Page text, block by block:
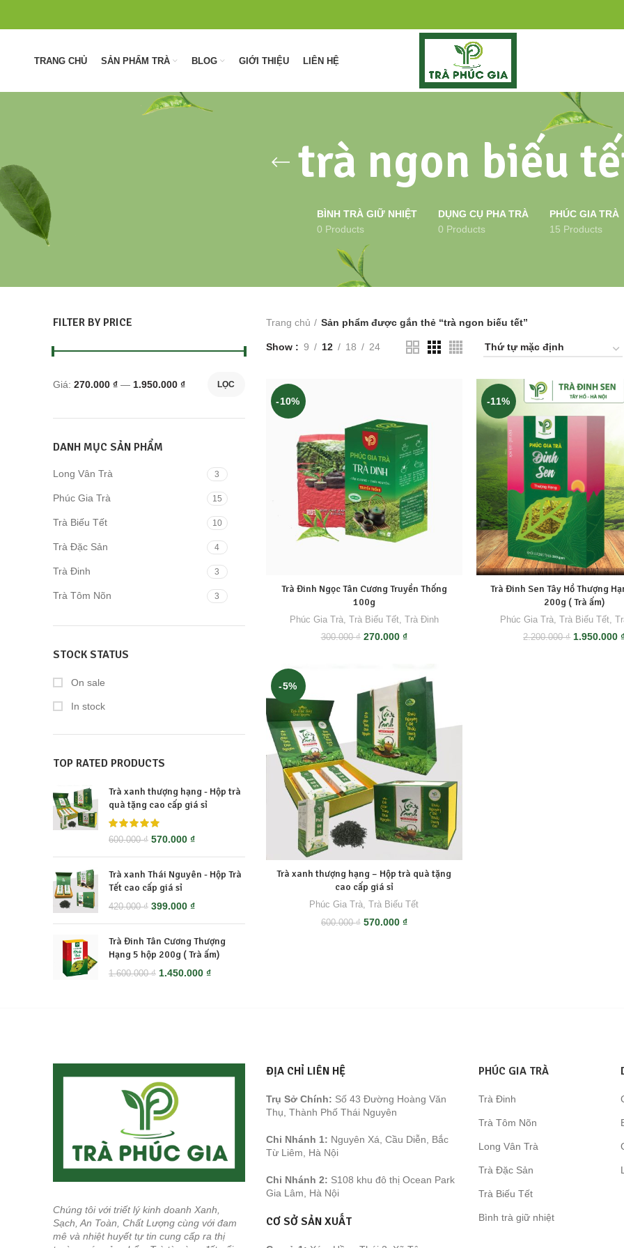
TRANG CHỦ SẢN PHẨM TRÀ BLOG GIỚI THIỆU LIÊN HỆ
trà ngon biếu
BÌNH TRÀ GIỮ NHIỆT
0 Products
DỤNG CỤ PHA TRÀ
0 Products
PHÚC GIA TRÀ
15 Products
FILTER BY PRICE
nhất
nhất
LỌC
Giá: 270.000 ₫ — 1.950.000 ₫
DANH MỤC SẢN PHẨM
Long Vân Trà 3
Phúc Gia Trà 15
Trà Biếu Tết 10
Trà Đặc Sản 4
Trà Đinh 3
Trà Tôm Nõn 3
STOCK STATUS
On sale
In stock
TOP RATED PRODUCTS
Trà xanh thượng hạng - Hộp trà
quà tặng cao cấp giá sỉ
600.000₫ Giá
600.000 ₫.
570.000 ₫Giá
là:
Trà xanh Thái Nguyên - Hộp Trà
Tết cao cấp giá sỉ
420.000₫ Giá
420.000 ₫.
399.000 ₫Giá
là:
399.000 ₫.
Trà Đinh Tân Cương Thượng
Hạng 5 hộp 200g ( Trà ấm)
1.600.000₫ Giá
1.450.000 ₫Giá
Trang chủ Sản phẩm được gắn thẻ “trà ngon biếu tết”
Show 9 12 18 24
-10%
Trà Đinh Ngọc Tân Cương Truyền Thống
100g
Phúc Gia Trà, Trà Biếu Tết, Trà Đinh
300.000₫ Giá
270.000 ₫Giá
270.000 ₫.
-11%
Trà Đinh Sen Tây Hồ Thượng
200g ( Trà ấm)
Phúc Gia Trà, Trà Biếu Tết,
2.200.000₫ Giá
1.950.000
-5%
Trà xanh thượng hạng – Hộp trà quà tặng
cao cấp giá sỉ
Phúc Gia Trà,Trà Biếu Tết
600.000₫ Giá
570.000 ₫Giá
Chúng tôi với triết lý kinh doanh Xanh,
Sạch, An Toàn, Chất Lượng cùng với đam
mê và nhiệt huyết tự tin cung cấp ra thị
ĐỊA CHỈ LIÊN HỆ
Trụ Sở Chính: Số 43 Đường Hoàng Văn
Thụ, Thành Phố Thái Nguyên
Chi Nhánh 1: Nguyên Xá, Cầu Diễn, Bắc
Từ Liêm, Hà Nội
Chi Nhánh 2: S108 khu đô thị Ocean Park
Gia Lâm, Hà Nội
CƠ SỞ SẢN XUẤT
PHÚC GIA TRÀ
Trà Đinh
Trà Tôm Nõn
Long Vân Trà
Trà Đặc Sản
Trà Biếu Tết
Bình trà giữ nhiệt